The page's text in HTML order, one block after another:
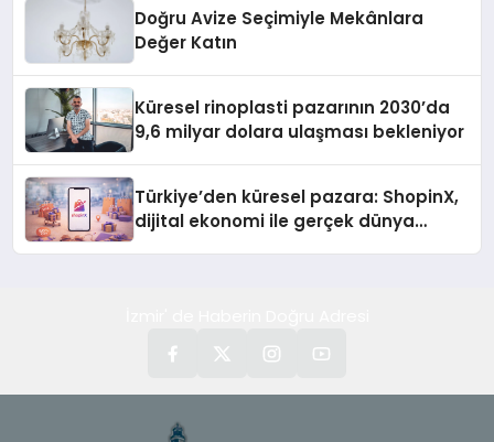
Doğru Avize Seçimiyle Mekânlara
Değer Katın
Küresel rinoplasti pazarının 2030’da
9,6 milyar dolara ulaşması bekleniyor
Türkiye’den küresel pazara: ShopinX,
dijital ekonomi ile gerçek dünya